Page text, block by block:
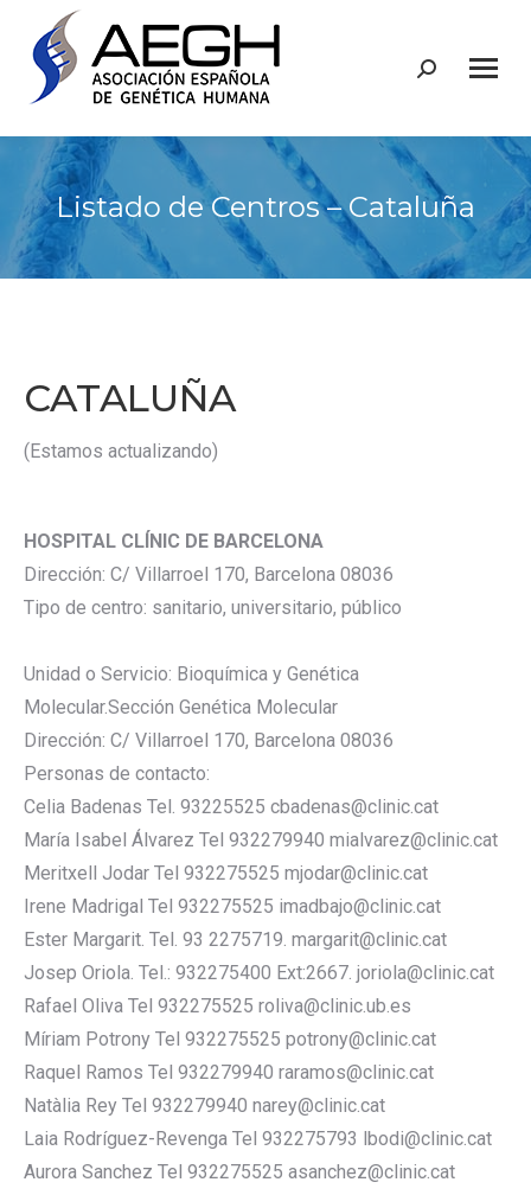
Buscar:
Listado de Centros – Cataluña
CATALUÑA
(Estamos actualizando)
HOSPITAL CLÍNIC DE BARCELONA
Dirección: C/ Villarroel 170, Barcelona 08036
Tipo de centro: sanitario, universitario, público
Unidad o Servicio: Bioquímica y Genética
Molecular.Sección Genética Molecular
Dirección: C/ Villarroel 170, Barcelona 08036
Personas de contacto:
Celia Badenas Tel. 93225525 cbadenas@clinic.cat
María Isabel Álvarez Tel 932279940 mialvarez@clinic.cat
Meritxell Jodar Tel 932275525 mjodar@clinic.cat
Irene Madrigal Tel 932275525 imadbajo@clinic.cat
Ester Margarit. Tel. 93 2275719. margarit@clinic.cat
Josep Oriola. Tel.: 932275400 Ext:2667. joriola@clinic.cat
Rafael Oliva Tel 932275525 roliva@clinic.ub.es
Míriam Potrony Tel 932275525 potrony@clinic.cat
Raquel Ramos Tel 932279940 raramos@clinic.cat
Natàlia Rey Tel 932279940 narey@clinic.cat
Laia Rodríguez-Revenga Tel 932275793 lbodi@clinic.cat
Aurora Sanchez Tel 932275525 asanchez@clinic.cat